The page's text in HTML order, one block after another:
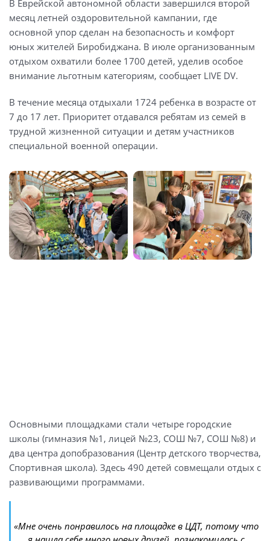
В Еврейской автономной области завершился второй
месяц летней оздоровительной кампании, где
основной упор сделан на безопасность и комфорт
юных жителей Биробиджана. В июле организованным
отдыхом охватили более 1700 детей, уделив особое
внимание льготным категориям, сообщает LIVE DV.
В течение месяца отдыхали 1724 ребенка в возрасте от
7 до 17 лет. Приоритет отдавался ребятам из семей в
трудной жизненной ситуации и детям участников
специальной военной операции.
Основными площадками стали четыре городские
школы (гимназия №1, лицей №23, СОШ №7, СОШ №8) и
два центра допобразования (Центр детского творчества,
Спортивная школа). Здесь 490 детей совмещали отдых с
развивающими программами.
«Мне очень понравилось на площадке в ЦДТ, потому что